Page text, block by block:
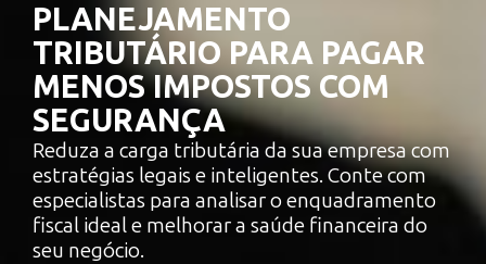
PLANEJAMENTO
TRIBUTÁRIO PARA PAGAR
MENOS IMPOSTOS COM
SEGURANÇA
Reduza a carga tributária da sua empresa com
estratégias legais e inteligentes. Conte com
especialistas para analisar o enquadramento
fiscal ideal e melhorar a saúde financeira do
seu negócio.